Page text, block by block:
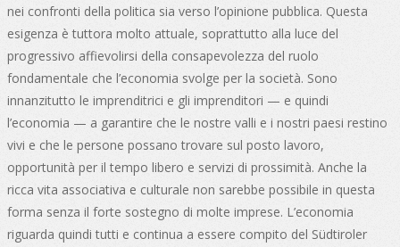
nei confronti della politica sia verso l’opinione pubblica. Questa
esigenza è tuttora molto attuale, soprattutto alla luce del
progressivo affievolirsi della consapevolezza del ruolo
fondamentale che l’economia svolge per la società. Sono
innanzitutto le imprenditrici e gli imprenditori — e quindi
l’economia — a garantire che le nostre valli e i nostri paesi restino
vivi e che le persone possano trovare sul posto lavoro,
opportunità per il tempo libero e servizi di prossimità. Anche la
ricca vita associativa e culturale non sarebbe possibile in questa
forma senza il forte sostegno di molte imprese. L’economia
riguarda quindi tutti e continua a essere compito del Südtiroler